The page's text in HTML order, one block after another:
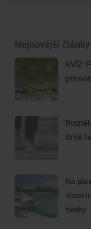
Nejnovější články
KVÍZ:
Brně
Na
třicet
hlídky